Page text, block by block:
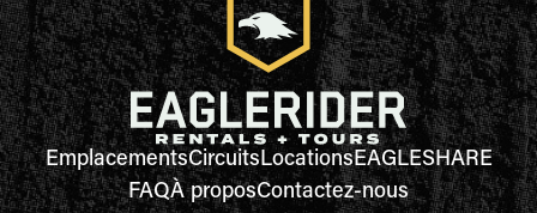
EmplacementsCircuitsLocationsEAGLESHARE
FAQÀ proposContactez-nous